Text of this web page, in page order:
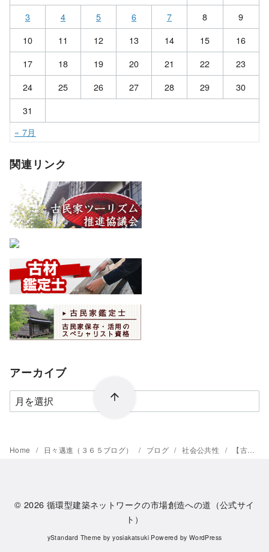
3
4 5 6 7 8
9
10
11 12 13 14 15
16
17
18 19 20 21 22
23
24
25 26 27 28 29
30
31
« 7月
関連リンク
アーカイブ
ア
ー
イ
Home 日々邁進（３６５ブログ） ブログ 社会公共性 【古民家】 × 【新民家】
© 2026循環型建築ネットワークの市場創造への道（公式サイ
ト）
yStandard Theme byyosiakatsuki Powered by WordPress